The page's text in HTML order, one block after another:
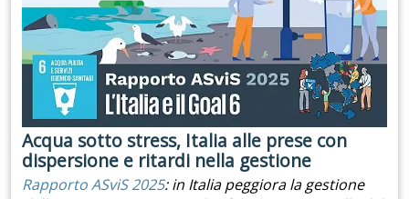
Acqua sotto stress, Italia alle prese con
dispersione e ritardi nella gestione
Rapporto ASviS 2025: in Italia peggiora la gestione